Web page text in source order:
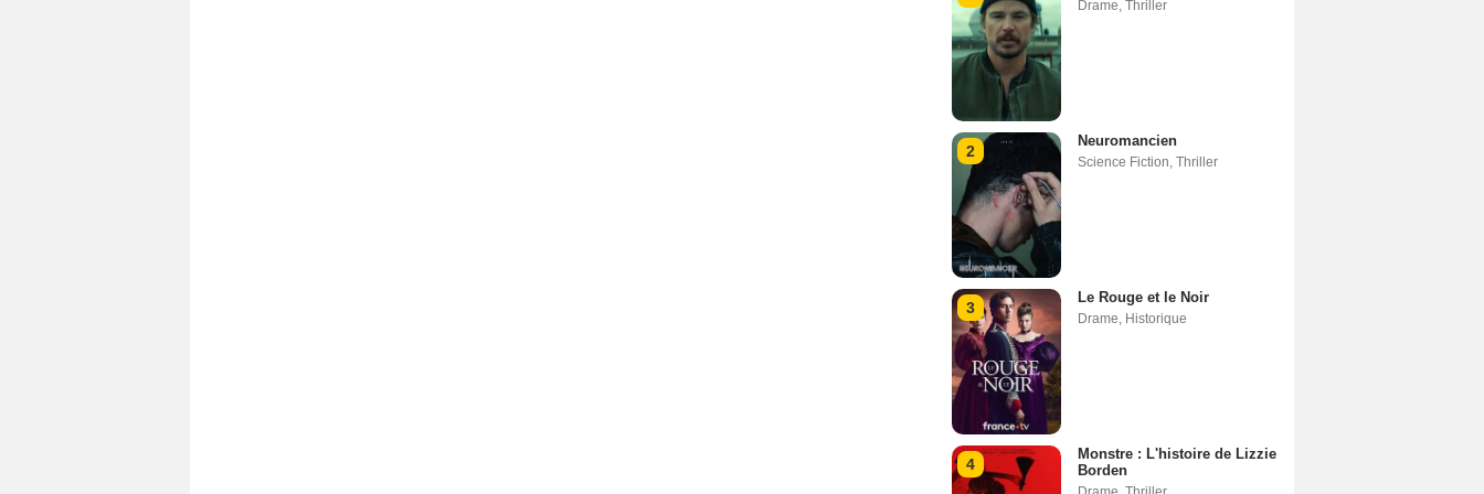
Drame, Thriller
2
Neuromancien
Science Fiction, Thriller
3
Le Rouge et le Noir
Drame, Historique
4
Monstre : L'histoire de Lizzie
Borden